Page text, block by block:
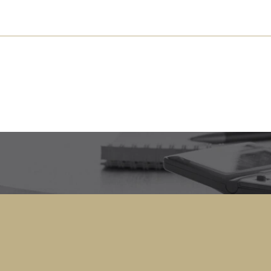
près de chez vous